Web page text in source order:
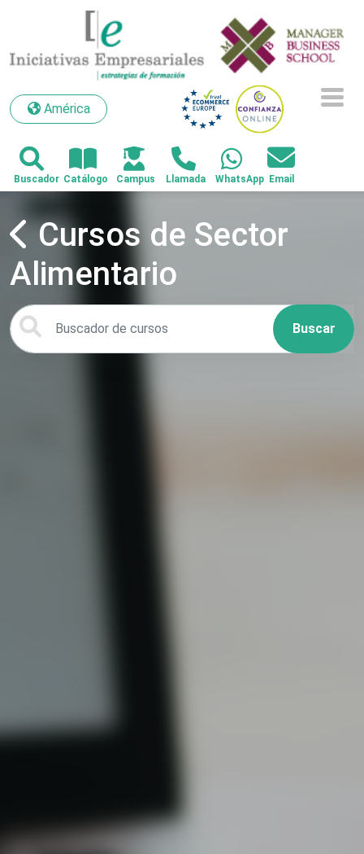
América
América
Cursos de Sector
Alimentario
Buscar